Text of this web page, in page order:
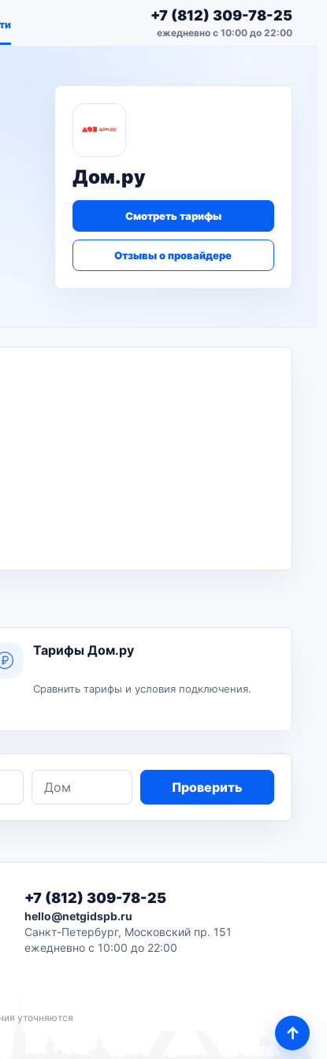
+7 (812) 309-78-25
ежедневно с 10:00 до 22:00
Дом.ру
Смотреть тарифы
Отзывы о провайдере
Тарифы Дом.ру
Сравнить тарифы и условия подключения.
Дом
Проверить
+7 (812) 309-78-25
hello@netgidspb.ru
Санкт-Петербург, Московский пр. 151
ежедневно с 10:00 до 22:00
уточняются
↑